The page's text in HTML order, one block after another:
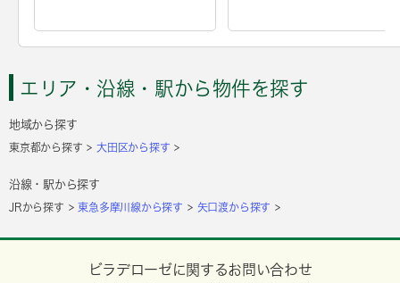
エリア・沿線・駅から物件を探す
地域から探す
東京都から探す 大田区から探す
沿線・駅から探す
JRから探す 東急多摩川線から探す 矢口渡から探す
ビラデローゼに関するお問い合わせ